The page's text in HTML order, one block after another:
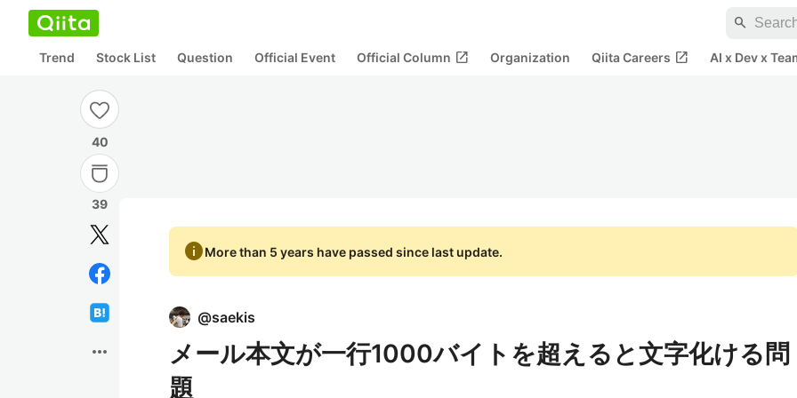
search
Trend Stock List Question Official Event Official Column open_in_new Organization Qiita Careers open_in_new AI x Dev x
40
39
more_horiz
infoMore than 5 years have passed since last update.
@saekis
メール本文が一行1000バイトを超えると文字化ける問
題